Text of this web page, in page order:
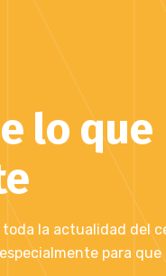
lo que
la actualidad del
para que